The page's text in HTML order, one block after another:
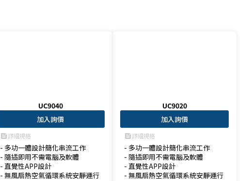
UC9040
加入詢價
feed詳細規格
- 多功一體設計簡化串流工作
- 隨插即用不需電腦及軟體
- 直覺性APP設計
- 無風扇熱空氣循環系統安靜運行
UC9020
加入詢價
feed詳細規格
- 多功一體設計簡化串流工作
- 隨插即用不需電腦及軟體
- 直覺性APP設計
- 無風扇熱空氣循環系統安靜運行